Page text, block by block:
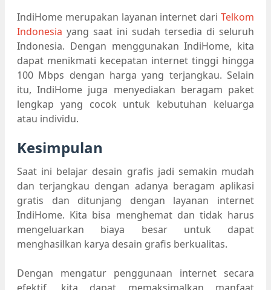
IndiHome merupakan layanan internet dari Telkom
Indonesia yang saat ini sudah tersedia di seluruh
Indonesia. Dengan menggunakan IndiHome, kita
dapat menikmati kecepatan internet tinggi hingga
100 Mbps dengan harga yang terjangkau. Selain
itu, IndiHome juga menyediakan beragam paket
lengkap yang cocok untuk kebutuhan keluarga
atau individu.
Kesimpulan
Saat ini belajar desain grafis jadi semakin mudah
dan terjangkau dengan adanya beragam aplikasi
gratis dan ditunjang dengan layanan internet
IndiHome. Kita bisa menghemat dan tidak harus
mengeluarkan biaya besar untuk dapat
menghasilkan karya desain grafis berkualitas.
Dengan mengatur penggunaan internet secara